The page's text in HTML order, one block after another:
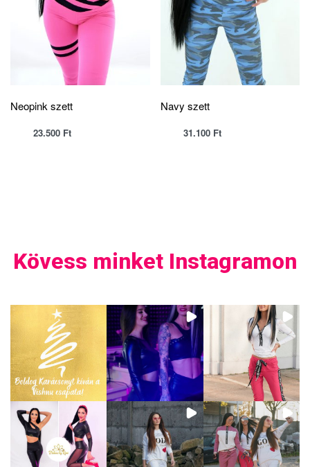
Neopink szett
23.500 Ft
Navy szett
31.100 Ft
Kövess minket Instagramon